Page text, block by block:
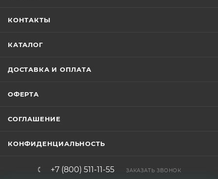
КОНТАКТЫ
КАТАЛОГ
ДОСТАВКА И ОПЛАТА
ОФЕРТА
СОГЛАШЕНИЕ
КОНФИДЕНЦИАЛЬНОСТЬ
+7 (800) 511-11-55 ЗАКАЗАТЬ ЗВОНОК